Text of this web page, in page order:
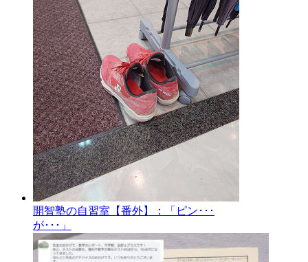
開智塾の自習室【番外】：「ピン･･･
が･･･」